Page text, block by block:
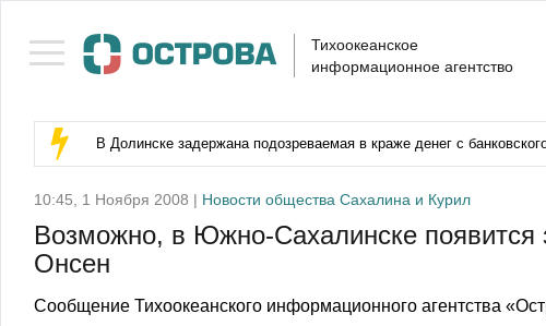
Тихоокеанское
информационное агентство
В Долинске задержана подозреваемая в краже денег с
10:45, 1 Ноября 2008 | Новости общества Сахалина и Курил
Возможно, в Южно-Сахалинске появится
Онсен
Сообщение Тихоокеанского информационного агентства